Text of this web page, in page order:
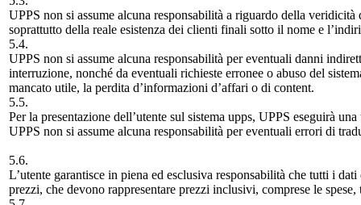
UPPS non si assume alcuna responsabilità a riguardo della
soprattutto della reale esistenza dei clienti finali sotto il nome e
5.4.
UPPS non si assume alcuna responsabilità per eventuali danni
interruzione, nonché da eventuali richieste erronee o abuso del
mancato utile, la perdita d’informazioni d’affari o di content.
5.5.
Per la presentazione dell’utente sul sistema upps, UPPS eseguirà
UPPS non si assume alcuna responsabilità per eventuali errori di
5.6.
L’utente garantisce in piena ed esclusiva responsabilità che tutti i
prezzi, che devono rappresentare prezzi inclusivi, comprese le spese,